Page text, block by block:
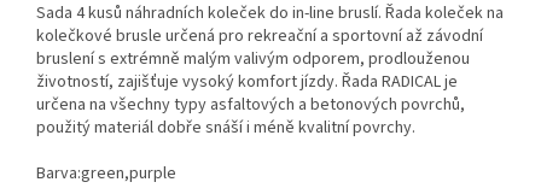
Sada 4 kusů náhradních koleček do in-line bruslí. Řada koleček na
kolečkové brusle určená pro rekreační a sportovní až závodní
bruslení s extrémně malým valivým odporem, prodlouženou
životností, zajišťuje vysoký komfort jízdy. Řada RADICAL je
určena na všechny typy asfaltových a betonových povrchů,
použitý materiál dobře snáší i méně kvalitní povrchy.
Barva:green,purple